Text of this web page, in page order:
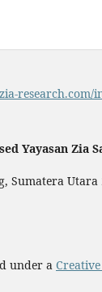
research.com/
Yayasan Zia
Sumatera
under a